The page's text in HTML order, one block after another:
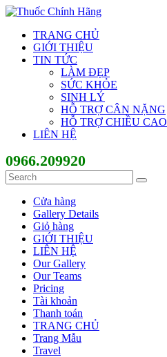
TRANG CHỦ
GIỚI THIỆU
TIN TỨC
LÀM ĐẸP
SỨC KHỎE
SINH LÝ
HỖ TRỢ CÂN NẶNG
HỖ TRỢ CHIỀU CAO
LIÊN HỆ
0966.209920
Cửa hàng
Gallery Details
Giỏ hàng
GIỚI THIỆU
LIÊN HỆ
Our Gallery
Our Teams
Pricing
Tài khoản
Thanh toán
TRANG CHỦ
Trang Mẫu
Travel